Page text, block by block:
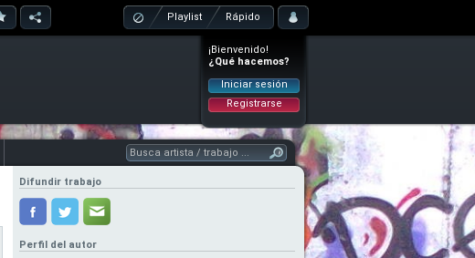
Playlist Rápido
¡Bienvenido!
¿Qué hacemos?
Iniciar sesión
Registrarse
Difundir trabajo
Perfil del autor